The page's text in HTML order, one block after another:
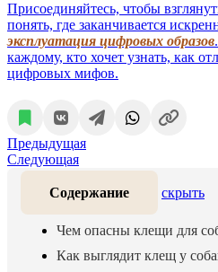
Присоединяйтесь, чтобы
понять, где заканчивается
эксплуатация цифровых образов
каждому, кто хочет узнать, как
цифровых мифов.
Предыдущая
Следующая
Содержание скрыть
Чем опасны клещи для
Как выглядит клещ у